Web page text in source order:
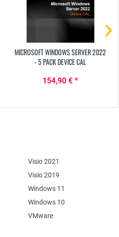
MICROSOFT WINDOWS SERVER 2022
- 5 PACK DEVICE CAL
154,90 € *
Visio 2021
Visio 2019
Windows 11
Windows 10
VMware